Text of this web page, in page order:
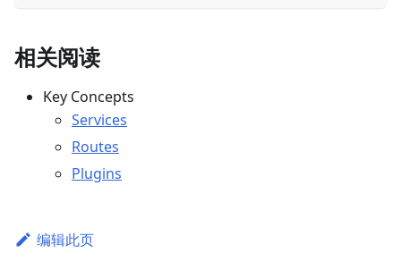
相关阅读
Key Concepts
Services
Routes
Plugins
编辑此页